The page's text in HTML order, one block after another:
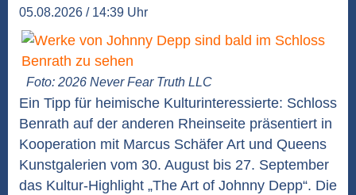
05.08.2026 / 14:39 Uhr
Foto: 2026 Never Fear Truth LLC
Ein Tipp für heimische Kulturinteressierte: Schloss
Benrath auf der anderen Rheinseite präsentiert in
Kooperation mit Marcus Schäfer Art und Queens
Kunstgalerien vom 30. August bis 27. September
das Kultur-Highlight „The Art of Johnny Depp“. Die